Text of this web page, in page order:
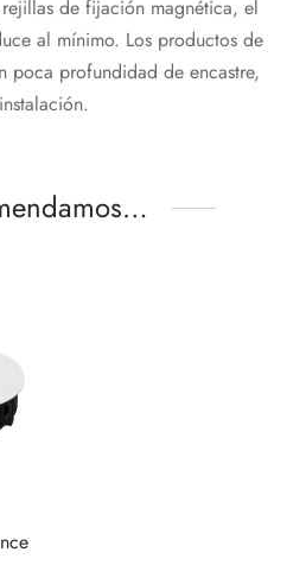
de fijación magnética, el
al mínimo. Los productos de
poca profundidad de encastre,